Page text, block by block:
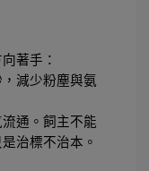
著手：
減少粉塵與氨
通。飼主不能
治標不治本。